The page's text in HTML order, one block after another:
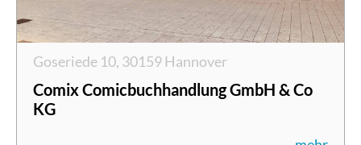
Goseriede 10, 30159 Hannover
Comix Comicbuchhandlung GmbH & Co
KG